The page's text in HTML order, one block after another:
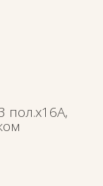
пол.х16А,